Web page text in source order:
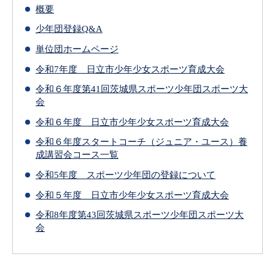
概要
少年団登録Q&A
単位団ホームページ
令和7年度 日立市少年少女スポーツ育成大会
令和６年度第41回茨城県スポーツ少年団スポーツ大
会
令和６年度 日立市少年少女スポーツ育成大会
令和６年度スタートコーチ（ジュニア・ユース）養
成講習会コース一覧
令和5年度 スポーツ少年団の登録について
令和５年度 日立市少年少女スポーツ育成大会
令和8年度第43回茨城県スポーツ少年団スポーツ大
会